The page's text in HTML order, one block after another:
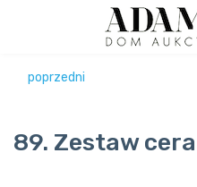
poprzedni
89. Zestaw